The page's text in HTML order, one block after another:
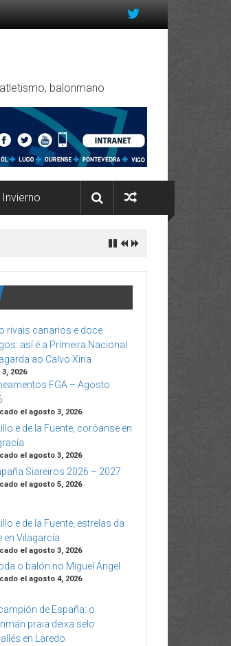
balonmano
rivais canarios e doce
así é a Primeira Nacional
ao Calvo Xiria
2026
FGA – Agosto
el agosto 3, 2026
e de la Fuente, coróanse en
el agosto 3, 2026
Siareiros 2026 – 2027
el agosto 5, 2026
e de la Fuente, estrelas da
en Vilagarcía
el agosto 3, 2026
o balón no Miguel Ángel
el agosto 4, 2026
de España: o
praia deixa selo
en Laredo